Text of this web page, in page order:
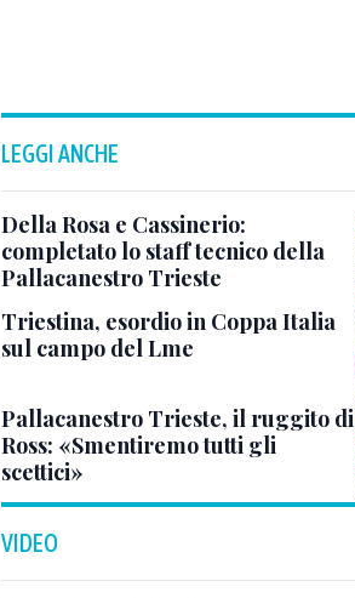
LEGGI ANCHE
Della Rosa e Cassinerio:
completato lo staff tecnico della
Pallacanestro Trieste
Triestina, esordio in Coppa Italia
sul campo del Lme
Pallacanestro Trieste, il ruggito di
Ross: «Smentiremo tutti gli
scettici»
VIDEO